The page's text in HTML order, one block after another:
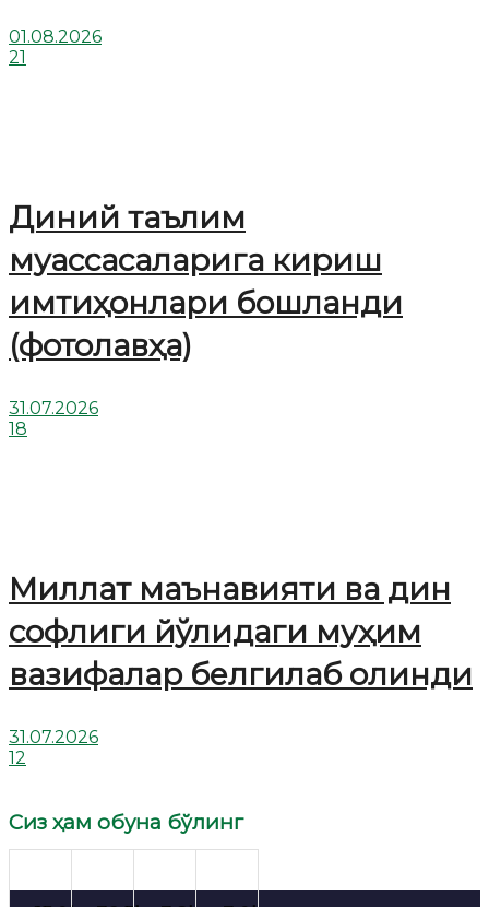
01.08.2026
21
Диний таълим
муассасаларига кириш
имтиҳонлари бошланди
(фотолавҳа)
31.07.2026
18
Миллат маънавияти ва дин
софлиги йўлидаги муҳим
вазифалар белгилаб олинди
31.07.2026
12
Сиз ҳам обуна бўлинг